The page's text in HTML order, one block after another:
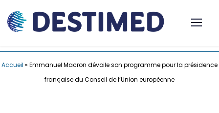
Accueil » Emmanuel Macron dévoile son programme pour la présidence
française du Conseil de l’Union européenne